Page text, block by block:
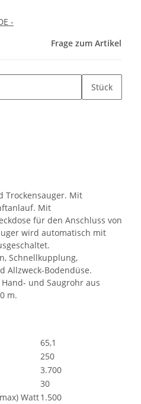
-
Frage zum Artikel
Stück
Trockensauger. Mit
Mit
für den Anschluss von
wird automatisch mit
Schnellkupplung,
Allzweck-Bodendüse.
und Saugrohr aus
m.
65,1
250
3.700
30
Watt1.500